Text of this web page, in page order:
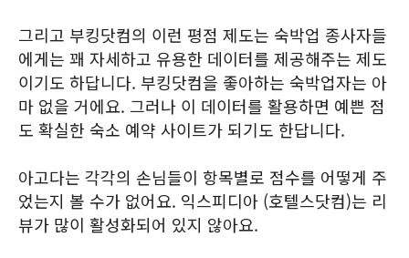
그리고 부킹닷컴의 이런 평점 제도는 숙박업 종사자들
에게는 꽤 자세하고 유용한 데이터를 제공해주는 제도
이기도 하답니다. 부킹닷컴을 좋아하는 숙박업자는 아
마 없을 거에요. 그러나 이 데이터를 활용하면 예쁜 점
도 확실한 숙소 예약 사이트가 되기도 한답니다.
아고다는 각각의 손님들이 항목별로 점수를 어떻게 주
었는지 볼 수가 없어요. 익스피디아 (호텔스닷컴)는 리
뷰가 많이 활성화되어 있지 않아요.